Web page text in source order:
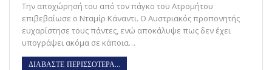
Την αποχώρησή του από τον πάγκο του Ατρομήτου
επιβεβαίωσε ο Νταμίρ Κάναντι. Ο Αυστριακός προπονητής
ευχαρίστησε τους πάντες, ενώ αποκάλυψε πως δεν έχει
υπογράψει ακόμα σε κάποια…
ΔΙΑΒΑΣΤΕ ΠΕΡΙΣΣΟΤΕΡΑ...